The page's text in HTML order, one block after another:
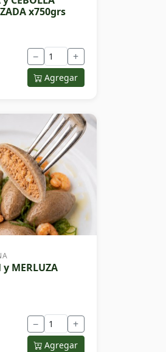
x750grs
− +
Agregar
y MERLUZA
− +
Agregar